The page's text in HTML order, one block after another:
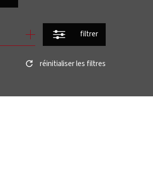
filtrer
réinitialiser les filtres